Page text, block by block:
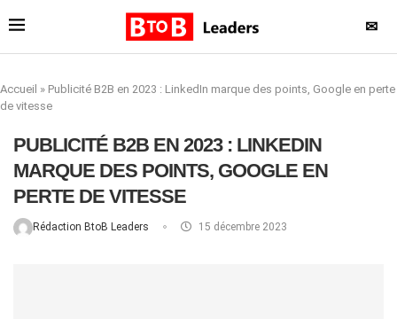
✉
Accueil » Publicité B2B en 2023 : LinkedIn marque des points, Google en perte
de vitesse
PUBLICITÉ B2B EN 2023 : LINKEDIN
MARQUE DES POINTS, GOOGLE EN
PERTE DE VITESSE
Rédaction BtoB Leaders 15 décembre 2023